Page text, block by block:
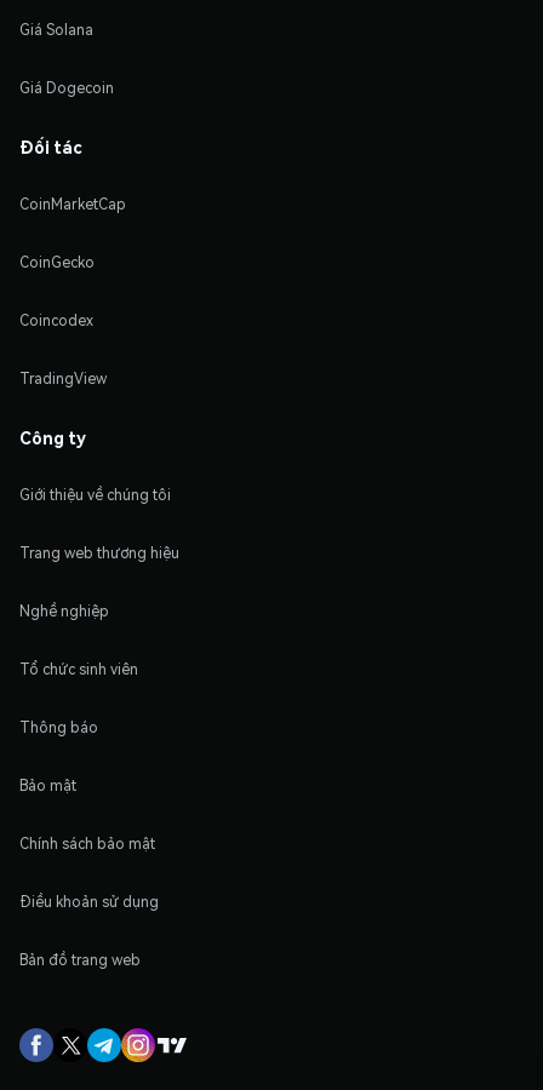
Giá Solana
Giá Dogecoin
Đối tác
CoinMarketCap
CoinGecko
Coincodex
TradingView
Công ty
Giới thiệu về chúng tôi
Trang web thương hiệu
Nghề nghiệp
Tổ chức sinh viên
Thông báo
Bảo mật
Chính sách bảo mật
Điều khoản sử dụng
Bản đồ trang web